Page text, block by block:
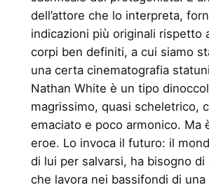
dell’attore che lo interpreta,
indicazioni più originali rispetto
corpi ben definiti, a cui siamo
una certa cinematografia
Nathan White è un tipo
magrissimo, quasi scheletrico,
emaciato e poco armonico. Ma
eroe. Lo invoca il futuro: il
di lui per salvarsi, ha bisogno di
che lavora nei bassifondi di